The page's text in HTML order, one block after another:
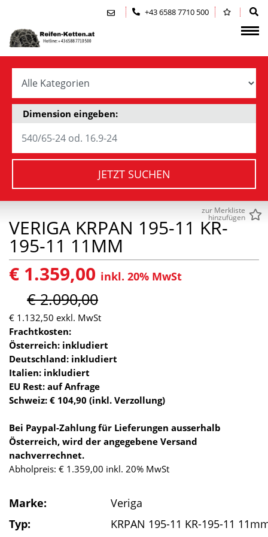
Zum Inhalt springen (Alt+0)
Zum Hauptmenü springen (Alt+1)+43 6588 7710 500
Dimension eingeben:
JETZT SUCHEN
zur Merkliste
hinzufügen
VERIGA KRPAN 195-11 KR-
195-11 11MM
€ 1.359,00 inkl. 20% MwSt
€ 2.090,00
€ 1.132,50 exkl. MwSt
Frachtkosten:
Österreich: inkludiert
Deutschland: inkludiert
Italien: inkludiert
EU Rest: auf Anfrage
Schweiz: € 104,90 (inkl. Verzollung)
Bei Paypal-Zahlung für Lieferungen ausserhalb
Österreich, wird der angegebene Versand
nachverrechnet.
Abholpreis: € 1.359,00 inkl. 20% MwSt
Marke:
Veriga
Typ:
KRPAN 195-11 KR-195-11